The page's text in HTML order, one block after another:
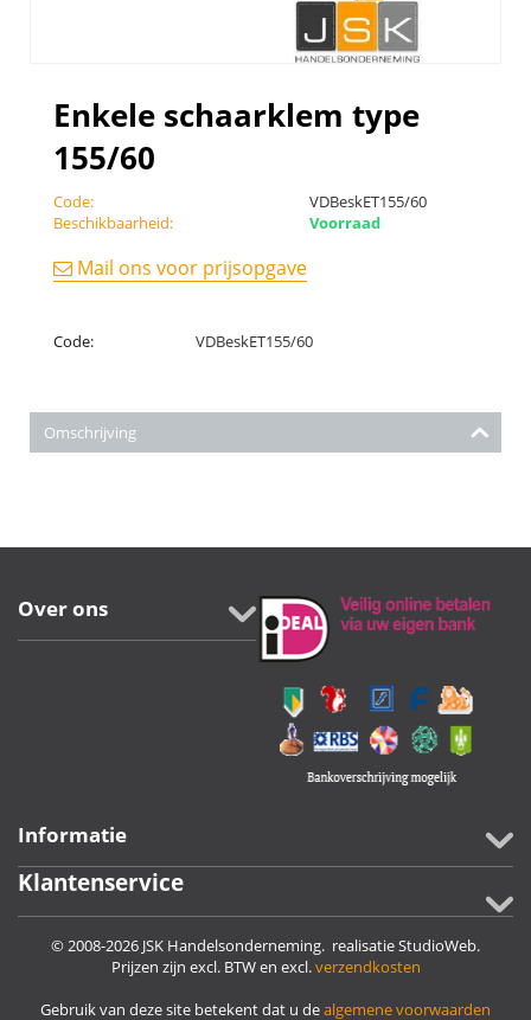
Enkele schaarklem type
155/60
Code:
VDBeskET155/60
Beschikbaarheid:
Voorraad
Mail ons voor prijsopgave
Code: VDBeskET155/60
Omschrijving
Over ons
Informatie
Klantenservice
© 2008-2026 JSK Handelsonderneming. realisatieStudioWeb.
Prijzen zijn excl. BTW en excl.verzendkosten
Gebruik van deze site betekent dat u dealgemene voorwaarden